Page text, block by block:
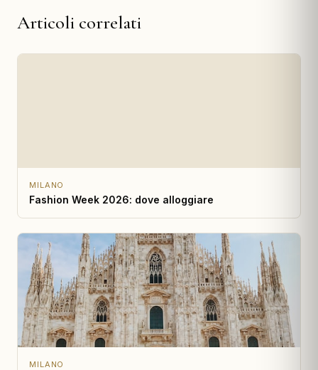
Articoli correlati
MILANO
Fashion Week 2026: dove alloggiare
MILANO